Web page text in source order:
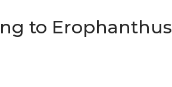
to Erophanthus